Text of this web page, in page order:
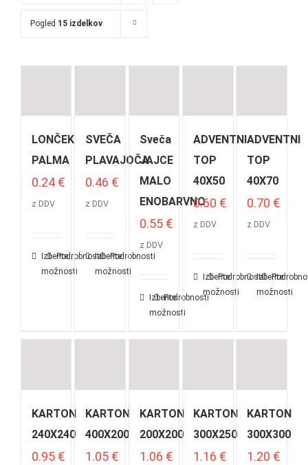
Pogled 15 izdelkov
LONČEK
PALMA
0.24 €
z DDV
Izberite
možnosti
Podrobnosti
SVEČA
PLAVAJOČA
0.46 €
z DDV
Izberite
možnosti
Podrobnosti
Sveča
JAJCE
MALO
ENOBARVNO
0.55 €
z DDV
Izberite
možnosti
Podrobnosti
ADVENTNI
TOP
40X50
0.60 €
z DDV
Izberite
možnosti
Podrobnosti
ADVENTNI
TOP
40X70
0.70 €
z DDV
Izberite
možnosti
KARTON
240X240
0.95 €
KARTON
400X200
1.05 €
KARTON
200X200
1.06 €
KARTON
300X250
1.16 €
KARTON
300X300
1.20 €